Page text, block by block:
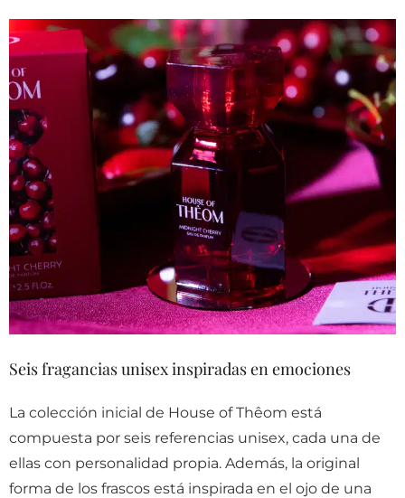
Seis fragancias unisex inspiradas en emociones
La colección inicial de House of Thêom está
compuesta por seis referencias unisex, cada una de
ellas con personalidad propia. Además, la original
forma de los frascos está inspirada en el ojo de una